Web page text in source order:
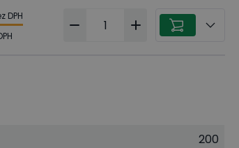
DPH
200